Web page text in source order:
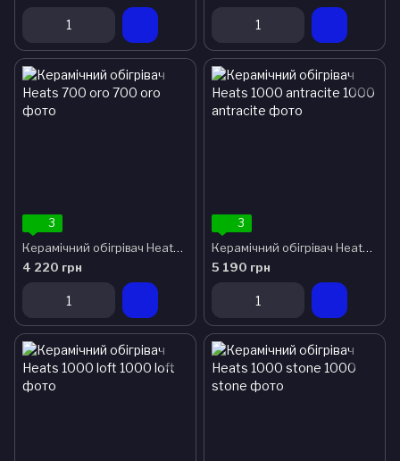
3
Керамічний обігрівач Heats 700 oro
4 220 грн
3
Керамічний обігрівач Heats 1000 antracite
5 190 грн